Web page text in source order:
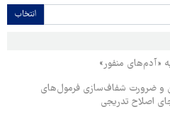
انتخاب
«آدم‌های منفور»
و ضرورت شفاف‌سازی فرمول‌های
اصلاح تدریجی